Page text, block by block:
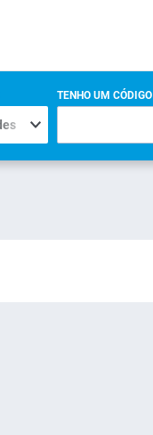
TENHO UM CÓDIGO